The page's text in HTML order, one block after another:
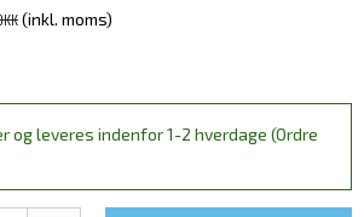
(inkl. moms)
og leveres indenfor 1-2 hverdage (Ordre